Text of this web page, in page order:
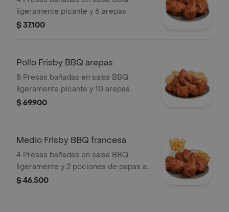
ligeramente picante y 6 arepas
$ 37.100
Pollo Frisby BBQ arepas
8 Presas bañadas en salsa BBQ
ligeramente picante y 10 arepas
$ 69.900
Medio Frisby BBQ francesa
4 Presas bañadas en salsa BBQ
ligeramente y 2 pociones de papas a
la francesa mediana (60 g und)
$ 46.500